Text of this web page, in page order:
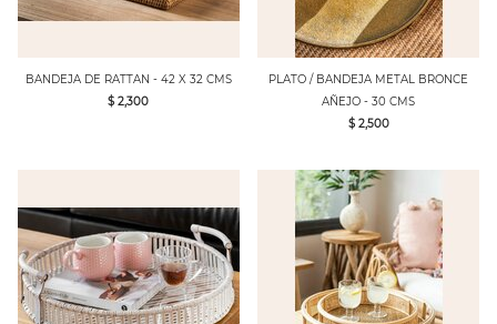
BANDEJA DE RATTAN - 42 X 32 CMS
$ 2,300
PLATO / BANDEJA METAL BRONCE
AÑEJO - 30 CMS
$ 2,500